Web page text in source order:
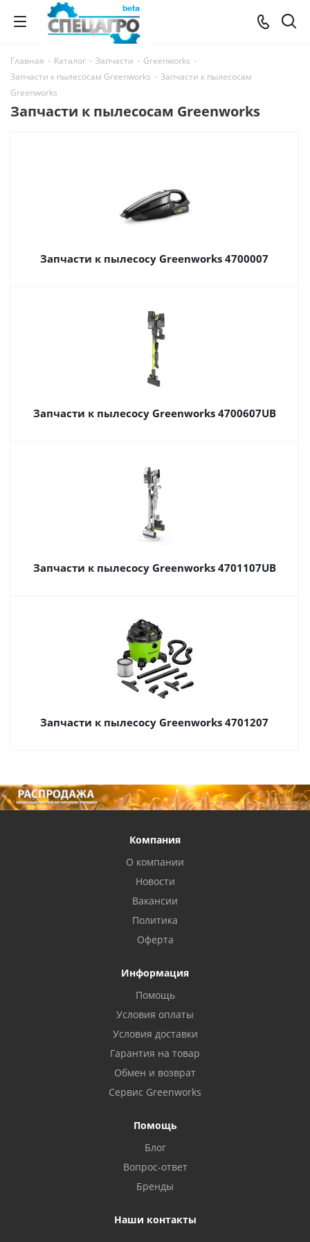
Главная - Каталог - Запчасти - Greenworks -
Запчасти к пылесосам Greenworks - Запчасти к пылесосам
Greenworks
Запчасти к пылесосам Greenworks
Запчасти к пылесосу Greenworks 4700007
Запчасти к пылесосу Greenworks 4700607UB
Запчасти к пылесосу Greenworks 4701107UB
Запчасти к пылесосу Greenworks 4701207
Компания
О компании
Новости
Вакансии
Политика
Оферта
Информация
Помощь
Условия оплаты
Условия доставки
Гарантия на товар
Обмен и возврат
Сервис Greenworks
Помощь
Блог
Вопрос-ответ
Бренды
Наши контакты